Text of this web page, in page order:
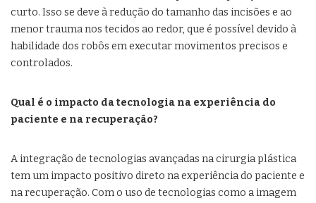
curto. Isso se deve à redução do tamanho das incisões e ao
menor trauma nos tecidos ao redor, que é possível devido à
habilidade dos robôs em executar movimentos precisos e
controlados.
Qual é o impacto da tecnologia na experiência do
paciente e na recuperação?
A integração de tecnologias avançadas na cirurgia plástica
tem um impacto positivo direto na experiência do paciente e
na recuperação. Com o uso de tecnologias como a imagem